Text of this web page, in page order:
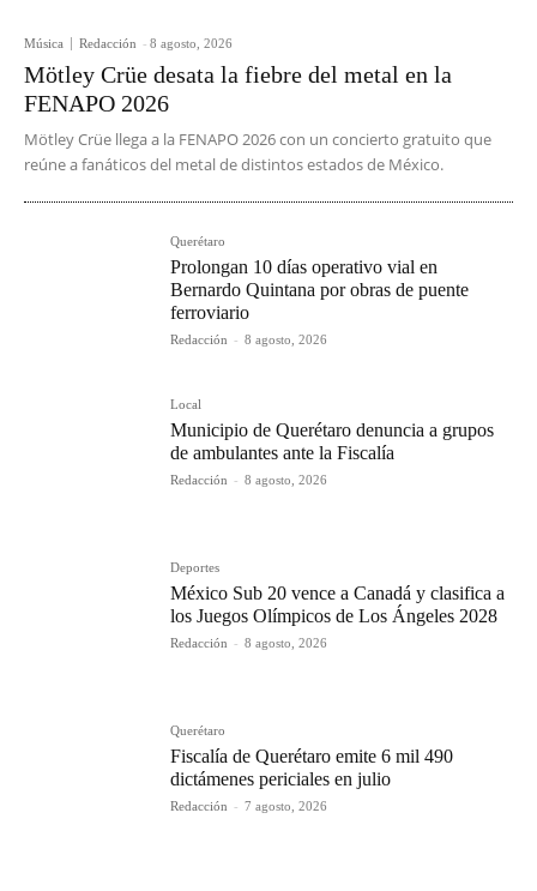
Música Redacción - 8 agosto, 2026
Mötley Crüe desata la fiebre del metal en la
FENAPO 2026
Mötley Crüe llega a la FENAPO 2026 con un concierto gratuito que
reúne a fanáticos del metal de distintos estados de México.
Querétaro
Prolongan 10 días operativo vial en
Bernardo Quintana por obras de puente
ferroviario
Redacción - 8 agosto, 2026
Local
Municipio de Querétaro denuncia a grupos
de ambulantes ante la Fiscalía
Redacción - 8 agosto, 2026
Deportes
México Sub 20 vence a Canadá y clasifica a
los Juegos Olímpicos de Los Ángeles 2028
Redacción - 8 agosto, 2026
Querétaro
Fiscalía de Querétaro emite 6 mil 490
dictámenes periciales en julio
Redacción - 7 agosto, 2026